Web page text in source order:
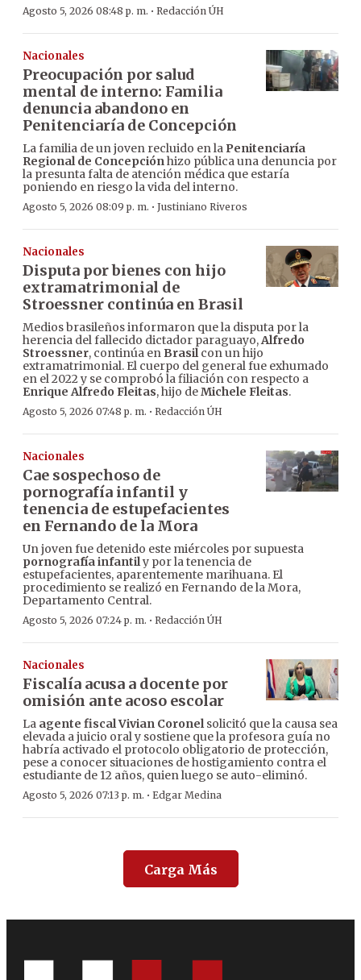
Agosto 5, 2026 08:48 p. m. · Redacción ÚH
Nacionales
Preocupación por salud
mental de interno: Familia
denuncia abandono en
Penitenciaría de Concepción
La familia de un joven recluido en la Penitenciaría
Regional de Concepciónhizo pública una denuncia por
la presunta falta de atención médica que estaría
poniendo en riesgo la vida del interno.
Agosto 5, 2026 08:09 p. m. · Justiniano Riveros
Nacionales
Disputa por bienes con hijo
extramatrimonial de
Stroessner continúa en Brasil
Medios brasileños informaron que la disputa por la
herencia del fallecido dictador paraguayo,Alfredo
Stroessner, continúa en Brasilcon un hijo
extramatrimonial. El cuerpo del general fue exhumado
en el 2022 y se comprobó la filiación con respecto a
Enrique Alfredo Fleitas, hijo deMichele Fleitas.
Agosto 5, 2026 07:48 p. m. · Redacción ÚH
Nacionales
Cae sospechoso de
pornografía infantil y
tenencia de estupefacientes
en Fernando de la Mora
Un joven fue detenido este miércoles por supuesta
pornografía infantily por la tenencia de
estupefacientes, aparentemente marihuana. El
procedimiento se realizó en Fernando de la Mora,
Departamento Central.
Agosto 5, 2026 07:24 p. m. · Redacción ÚH
Nacionales
Fiscalía acusa a docente por
omisión ante acoso escolar
La agente fiscal Vivian Coronelsolicitó que la causa sea
elevada a juicio oral y sostiene que la profesora guía no
habría activado el protocolo obligatorio de protección,
pese a conocer situaciones de hostigamiento contra el
estudiante de 12 años, quien luego se auto-eliminó.
Agosto 5, 2026 07:13 p. m. · Edgar Medina
Carga Más